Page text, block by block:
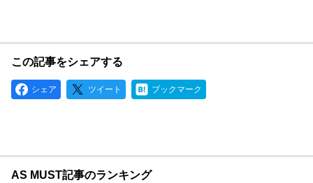
この記事をシェアする
シェア ツイート ブックマーク
AS MUST記事のランキング